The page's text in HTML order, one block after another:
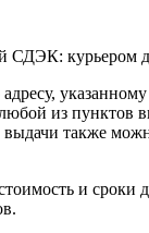
СДЭК: курьером
адресу,
любой из
также
и